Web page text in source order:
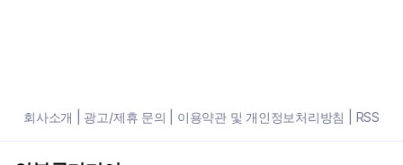
회사소개 광고/제휴 문의 이용약관 및 개인정보처리방침 RSS